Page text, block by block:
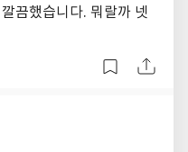
끔했습니다. 뭐랄까 넷